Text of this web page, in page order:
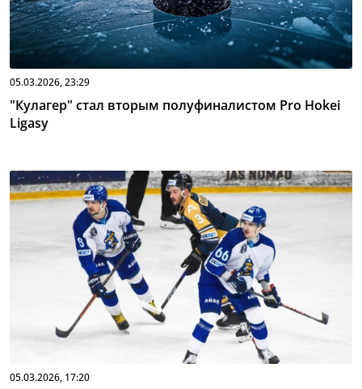
05.03.2026, 23:29
"Кулагер" стал вторым полуфиналистом Pro Hokei
Ligasy
05.03.2026, 17:20